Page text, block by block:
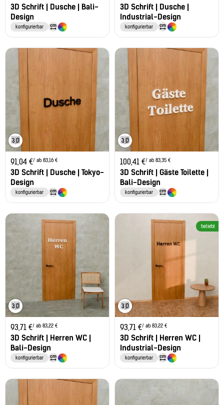
3D Schrift | Dusche | Bali-
Design
konfigurierbar
3D Schrift | Dusche |
Industrial-Design
konfigurierbar
91,04 €/ ab 83,16 €
3D Schrift | Dusche | Tokyo-
Design
konfigurierbar
100,41 €/ ab 83,35 €
3D Schrift | Gäste Toilette |
Bali-Design
konfigurierbar
93,71 €/ ab 83,22 €
3D Schrift | Herren WC |
Bali-Design
konfigurierbar
beliebt
93,71 €/ ab 83,22 €
3D Schrift | Herren WC |
Industrial-Design
konfigurierbar